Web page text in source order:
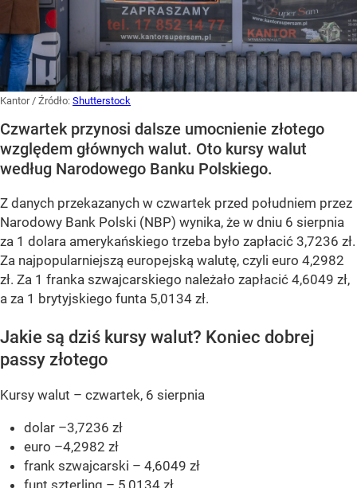
Kantor / Źródło: Shutterstock
Czwartek przynosi dalsze umocnienie złotego
względem głównych walut. Oto kursy walut
według Narodowego Banku Polskiego.
Z danych przekazanych w czwartek przed południem przez
Narodowy Bank Polski (NBP) wynika, że w dniu 6 sierpnia
za 1 dolara amerykańskiego trzeba było zapłacić 3,7236 zł.
Za najpopularniejszą europejską walutę, czyli euro 4,2982
zł. Za 1 franka szwajcarskiego należało zapłacić 4,6049 zł,
a za 1 brytyjskiego funta 5,0134 zł.
Jakie są dziś kursy walut? Koniec dobrej
passy złotego
Kursy walut – czwartek, 6 sierpnia
dolar –3,7236 zł
euro –4,2982 zł
frank szwajcarski – 4,6049 zł
funt szterling – 5,0134 zł